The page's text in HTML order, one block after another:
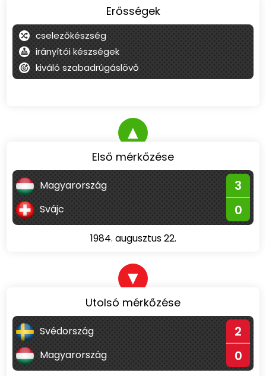
Erősségek
cselezőkészség
irányítói készségek
kiváló szabadrúgáslövő
▲
Első mérkőzése
Magyarország 3
Svájc 0
1984. augusztus 22.
▼
Utolsó mérkőzése
Svédország 2
Magyarország 0